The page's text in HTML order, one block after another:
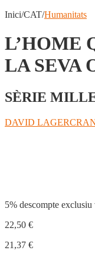
Inici/CAT/Humanitats
L’HOME
LA SEVA
SÈRIE
DAVID
5% descompte exclusiu
22,50 €
21,37 €